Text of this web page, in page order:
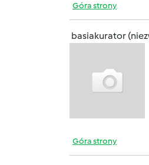
Góra strony
basiakurator
Góra strony